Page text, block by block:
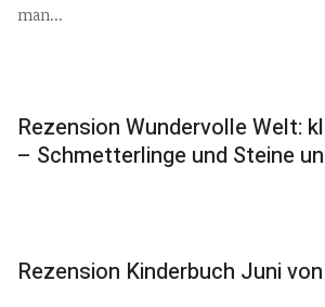
man...
Rezension Wundervolle Welt:
– Schmetterlinge und Steine
Rezension Kinderbuch Juni